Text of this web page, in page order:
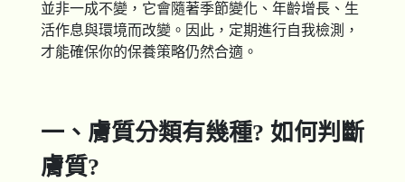
並非一成不變，它會隨著季節變化、年齡增長、生
活作息與環境而改變。因此，定期進行自我檢測，
才能確保你的保養策略仍然合適。
一、膚質分類有幾種? 如何判斷
膚質?